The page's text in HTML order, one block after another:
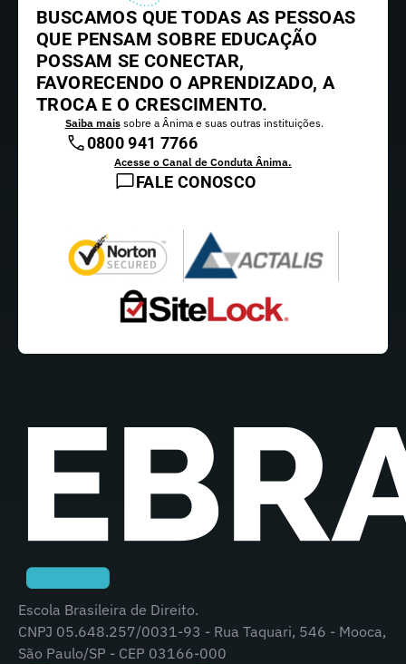
BUSCAMOS QUE TODAS AS PESSOAS
QUE PENSAM SOBRE EDUCAÇÃO
POSSAM SE CONECTAR,
FAVORECENDO O APRENDIZADO, A
TROCA E O CRESCIMENTO.
Saiba maissobre a Ânima e suas outras instituições.
0800 941 7766
Acesse o Canal de Conduta Ânima.
FALE CONOSCO
Escola Brasileira de Direito.
CNPJ 05.648.257/0031-93 - Rua Taquari, 546 - Mooca,
São Paulo/SP - CEP 03166-000